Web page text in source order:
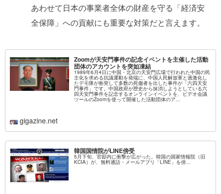
あわせて日本の事業者全体の財産を守る「経済安
全保障」への貢献にも重要な対策だと言えます。
Zoomが天安門事件の記念イベントを主催した活動
団体のアカウントを突如凍結
1989年6月4日に中国・北京の天安門広場で行われた中国の民
主化を求める抗議運動を発端に、中国人民解放軍と過激化し
たデモ隊が衝突して多数の死傷者を出した事件が「六四天安
門事件」です。中国政府が歴史から抹消しようとしている六
四天安門事件を記念するオンラインイベントを、ビデオ会議
ツールのZoomを使って開催した活動団体のア...
gigazine.net
韓国国情院がLINE傍受
5月下旬、官邸内に衝撃が広がった。韓国の国家情報院（旧
KCIA）が、無料通話・メールアプリ「LINE」を傍...